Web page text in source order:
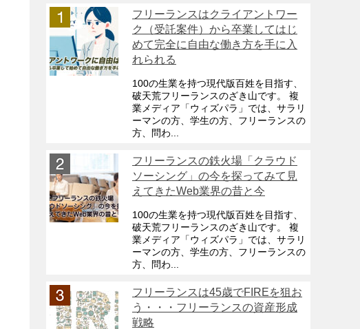
フリーランスはクライアントワー
ク（受託案件）から卒業してはじ
めて完全に自由な働き方を手に入
れられる
100の生業を持つ現代版百姓を目指す、
破天荒フリーランスのざき山です。 複
業メディア「ウィズパラ」では、サラリ
ーマンの方、学生の方、フリーランスの
方、問わ...
フリーランスの鉄火場「クラウド
ソーシング」の今を探ってみて見
えてきたWeb業界の昔と今
100の生業を持つ現代版百姓を目指す、
破天荒フリーランスのざき山です。 複
業メディア「ウィズパラ」では、サラリ
ーマンの方、学生の方、フリーランスの
方、問わ...
フリーランスは45歳でFIREを狙お
う・・・フリーランスの資産形成
戦略